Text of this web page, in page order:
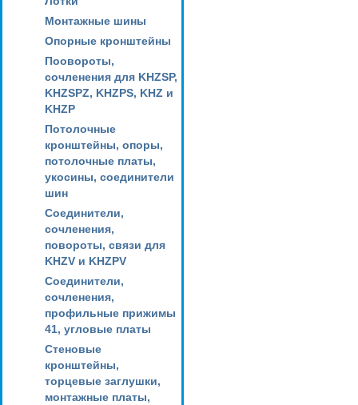
Монтажные шины
Опорные кронштейны
Поовороты,
сочленения для KHZSP,
KHZSPZ, KHZPS, KHZ и
KHZP
Потолочные
кронштейны, опоры,
потолочные платы,
укосины, соединители
шин
Соединители,
сочленения,
повороты, связи для
KHZV и KHZPV
Соединители,
сочленения,
профильные прижимы
41, угловые платы
Стеновые
кронштейны,
торцевые заглушки,
монтажные платы,